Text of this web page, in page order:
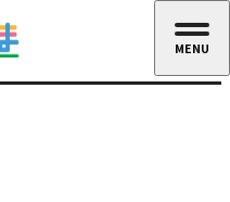
MENU